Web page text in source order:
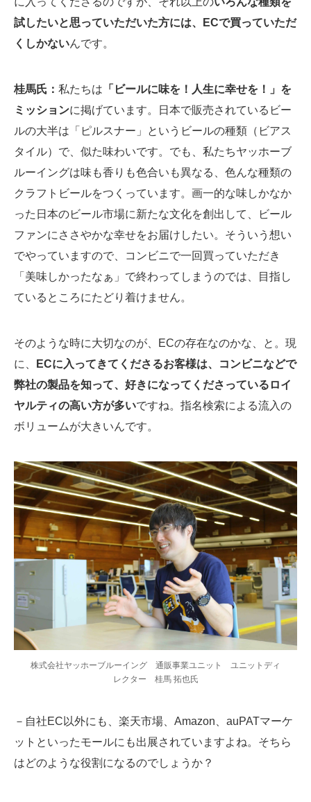
試したいと思っていただいた方には、ECで買っていただ
くしかないんです。
桂馬氏： 私たちは 「ビールに味を！人生に幸せを！」を
ミッションに掲げています。日本で販売されているビー
ルの大半は「ピルスナー」というビールの種類（ビアス
タイル）で、似た味わいです。でも、私たちヤッホーブ
ルーイングは味も香りも色合いも異なる、色んな種類の
クラフトビールをつくっています。画一的な味しかなか
った日本のビール市場に新たな文化を創出して、ビール
ファンにささやかな幸せをお届けしたい。そういう想い
でやっていますので、コンビニで一回買っていただき
「美味しかったなぁ」で終わってしまうのでは、目指し
ているところにたどり着けません。
そのような時に大切なのが、ECの存在なのかな、と。現
に、
ECに入ってきてくださるお客様は、コンビニなどで
弊社の製品を知って、好きになってくださっているロイ
ヤルティの高い方が多いですね。指名検索による流入の
ボリュームが大きいんです。
株式会社ヤッホーブルーイング 通販事業ユニット ユニットディ
レクター 桂馬 拓也氏
－自社EC以外にも、楽天市場、Amazon、auPATマーケ
ットといったモールにも出展されていますよね。そちら
はどのような役割になるのでしょうか？